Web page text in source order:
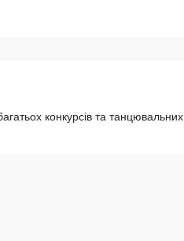
конкурсів та танцювальних